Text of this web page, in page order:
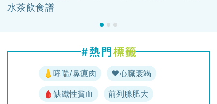
水茶飲食譜
👃哮喘/鼻瘜肉 ♥️心臟衰竭
🩸缺鐵性貧血 前列腺肥大